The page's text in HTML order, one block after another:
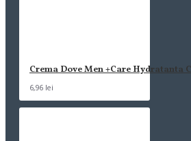
Crema Dove Men +Care Hydratanta
6,96 lei